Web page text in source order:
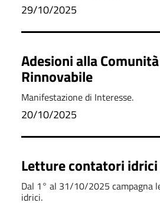
29/10/2025
Adesioni alla
Rinnovabile
Manifestazione di Interesse.
20/10/2025
Letture contatori idrici
Dal 1° al 31/10/2025 campagna
idrici.